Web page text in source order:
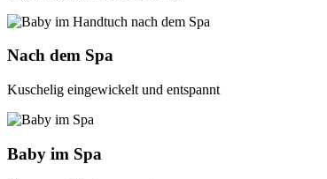
Nach dem Spa
Kuschelig eingewickelt und entspannt
Baby im Spa